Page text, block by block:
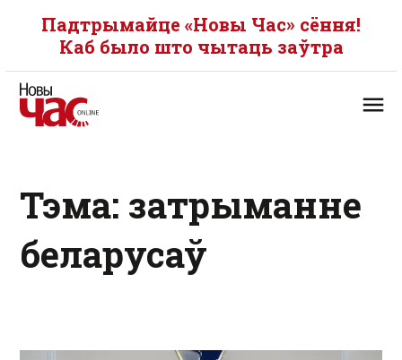
Падтрымайце «Новы Час» сёння!
Каб было што чытаць заўтра
Тэма: затрыманне
беларусаў